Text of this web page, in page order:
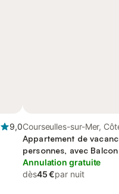
9,0Courseulles-sur-Mer,
Nacre
Appartement de
personnes, avec Balcon
Annulation gratuite
dès45 €par nuit